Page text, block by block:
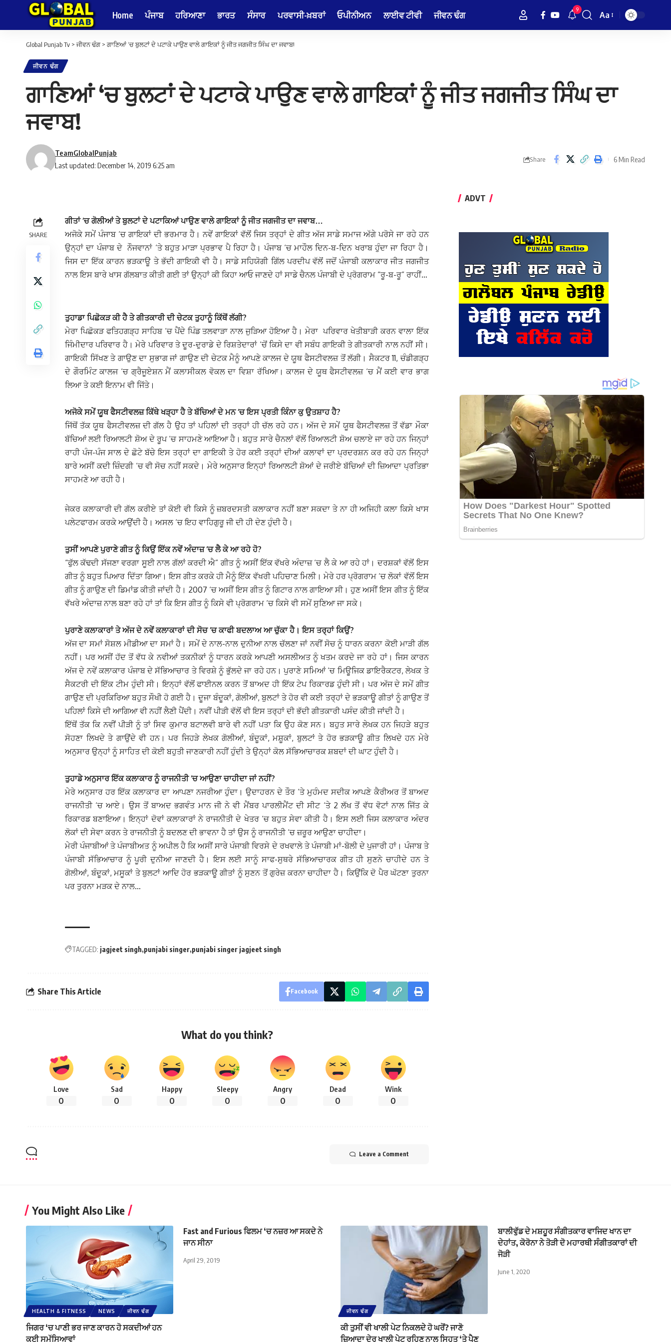
Home ਪੰਜਾਬ ਹਰਿਆਣਾ ਭਾਰਤ ਸੰਸਾਰ ਪਰਵਾਸੀ-ਖ਼ਬਰਾਂ ਓਪੀਨੀਅਨ ਲਾਈਵ ਟੀਵੀ ਜੀਵਨ ਢੰਗ 9
Font
Aa
Global Punjab Tv > ਜੀਵਨ ਢੰਗ> ਗਾਣਿਆਂ ‘ਚ ਬੁਲਟਾਂ ਦੇ ਪਟਾਕੇ ਪਾਉਣ ਵਾਲੇ ਗਾਇਕਾਂ ਨੂੰ ਜੀਤ ਜਗਜੀਤ ਸਿੰਘ ਦਾ ਜਵਾਬ!
ਜੀਵਨ ਢੰਗ
ਗਾਣਿਆਂ ‘ਚ ਬੁਲਟਾਂ ਦੇ ਪਟਾਕੇ ਪਾਉਣ ਵਾਲੇ ਗਾਇਕਾਂ ਨੂੰ ਜੀਤ ਜਗਜੀਤ ਸਿੰਘ ਦਾ
ਜਵਾਬ!
Last updated: December 14, 2019 6:25 am
TeamGlobalPunjab
Share 6 Min Read
SHARE
ਗੀਤਾਂ ‘ਚ ਗੋਲੀਆਂ ਤੇ ਬੁਲਟਾਂ ਦੇ ਪਟਾਕਿਆਂ ਪਾਉਣ ਵਾਲੇ ਗਾਇਕਾਂ ਨੂੰ ਜੀਤ ਜਗਜੀਤ ਦਾ ਜਵਾਬ…
ਅਜੋਕੇ ਸਮੇਂ ਪੰਜਾਬ ‘ਚ ਗਾਇਕਾਂ ਦੀ ਭਰਮਾਰ ਹੈ। ਨਵੇਂ ਗਾਇਕਾਂ ਵੱਲੋਂ ਜਿਸ ਤਰ੍ਹਾਂ ਦੇ ਗੀਤ ਅੱਜ ਸਾਡੇ ਸਮਾਜ ਅੱਗੇ ਪਰੋਸੇ ਜਾ ਰਹੇ ਹਨ
ਉਨ੍ਹਾਂ ਦਾ ਪੰਜਾਬ ਦੇਨੌਜਵਾਨਾਂ ‘ਤੇ ਬਹੁਤ ਮਾੜਾ ਪ੍ਰਭਾਵ ਪੈ ਰਿਹਾ ਹੈ। ਪੰਜਾਬ ‘ਚ ਮਾਹੌਲ ਦਿਨ-ਬ-ਦਿਨ ਖਰਾਬ ਹੁੰਦਾ ਜਾ ਰਿਹਾ ਹੈ।
ਜਿਸ ਦਾ ਇੱਕ ਕਾਰਨ ਭੜਕਾਊ ਤੇ ਭੱਦੀ ਗਾਇਕੀ ਵੀ ਹੈ। ਸਾਡੇ ਸਹਿਯੋਗੀ ਗਿੱਲ ਪਰਦੀਪ ਵੱਲੋਂ ਜਦੋਂ ਪੰਜਾਬੀ ਕਲਾਕਾਰ ਜੀਤ ਜਗਜੀਤ
ਨਾਲ ਇਸ ਬਾਰੇ ਖਾਸ ਗੱਲਬਾਤ ਕੀਤੀ ਗਈ ਤਾਂ ਉਨ੍ਹਾਂ ਕੀ ਕਿਹਾ ਆਓ ਜਾਣਦੇ ਹਾਂ ਸਾਡੇ ਚੈਨਲ ਪੰਜਾਬੀ ਦੇ ਪ੍ਰੋਗਰਾਮ “ਰੂ-ਬ-ਰੂ” ਰਾਹੀਂ…
ਤੁਹਾਡਾ ਪਿਛੋਕੜ ਕੀ ਹੈ ਤੇ ਗੀਤਕਾਰੀ ਦੀ ਚੇਟਕ ਤੁਹਾਨੂੰ ਕਿੱਥੋਂ ਲੱਗੀ?
ਮੇਰਾ ਪਿਛੋਕੜ ਫਤਿਹਗੜ੍ਹ ਸਾਹਿਬ ‘ਚ ਪੈਂਦੇ ਪਿੰਡ ਤਲਵਾੜਾ ਨਾਲ ਜੁੜਿਆ ਹੋਇਆ ਹੈ। ਮੇਰਾ ਪਰਿਵਾਰ ਖੇਤੀਬਾੜੀ ਕਰਨ ਵਾਲਾ ਇੱਕ
ਜਿੰਮੀਦਾਰ ਪਰਿਵਾਰ ਹੈ। ਮੇਰੇ ਪਰਿਵਾਰ ਤੇ ਦੂਰ-ਦੁਰਾਡੇ ਦੇ ਰਿਸ਼ਤੇਦਾਰਾਂ ‘ਚੋਂ ਕਿਸੇ ਦਾ ਵੀ ਸਬੰਧ ਗਾਇਕੀ ਤੇ ਗੀਤਕਾਰੀ ਨਾਲ ਨਹੀਂ ਸੀ।
ਗਾਇਕੀ ਸਿੱਖਣ ਤੇ ਗਾਉਣ ਦਾ ਸੁਭਾਗ ਜਾਂ ਗਾਉਣ ਦੀ ਚੇਟਕ ਮੈਨੂੰ ਆਪਣੇ ਕਾਲਜ ਦੇ ਯੂਥ ਫੈਸਟੀਵਲਜ਼ ਤੋਂ ਲੱਗੀ। ਸੈਕਟਰ 11, ਚੰਡੀਗੜ੍ਹ
ਦੇ ਗੌਰਮਿੰਟ ਕਾਲਜ ‘ਚ ਗ੍ਰੈਜੂਏਸ਼ਨ ਮੈਂ ਕਲਾਸੀਕਲ ਵੋਕਲ ਦਾ ਵਿਸ਼ਾ ਰੱਖਿਆ। ਕਾਲਜ ਦੇ ਯੂਥ ਫੈਸਟੀਵਲਜ਼ ‘ਚ ਮੈਂ ਕਈ ਵਾਰ ਭਾਗ
ਲਿਆ ਤੇ ਕਈ ਇਨਾਮ ਵੀ ਜਿੱਤੇ।
ਅਜੋਕੇ ਸਮੇਂ ਯੂਥ ਫੈਸਟੀਵਲਜ਼ ਕਿੱਥੇ ਖੜ੍ਹਾ ਹੈ ਤੇ ਬੱਚਿਆਂ ਦੇ ਮਨ ‘ਚ ਇਸ ਪ੍ਰਤੀ ਕਿੰਨਾ ਕੁ ਉਤਸ਼ਾਹ ਹੈ?
ਜਿੱਥੋਂ ਤੱਕ ਯੂਥ ਫੈਸਟੀਵਲਜ਼ ਦੀ ਗੱਲ ਹੈ ਉਹ ਤਾਂ ਪਹਿਲਾਂ ਦੀ ਤਰ੍ਹਾਂ ਹੀ ਚੱਲ ਰਹੇ ਹਨ। ਅੱਜ ਦੇ ਸਮੇਂ ਯੂਥ ਫੈਸਟੀਵਲਜ਼ ਤੋਂ ਵੱਡਾ ਮੌਕਾ
ਬੱਚਿਆਂ ਲਈ ਰਿਆਲਟੀ ਸ਼ੋਅ ਦੇ ਰੂਪ ‘ਚ ਸਾਹਮਣੇ ਆਇਆ ਹੈ। ਬਹੁਤ ਸਾਰੇ ਚੈਨਲਾਂ ਵੱਲੋਂ ਰਿਆਲਟੀ ਸ਼ੋਅ ਚਲਾਏ ਜਾ ਰਹੇ ਹਨ ਜਿਨ੍ਹਾਂ
ਰਾਹੀ ਪੰਜ-ਪੰਜ ਸਾਲ ਦੇ ਛੋਟੇ ਬੱਚੇ ਇਸ ਤਰ੍ਹਾਂ ਦਾ ਗਾਇਕੀ ਤੇ ਹੋਰ ਕਈ ਤਰ੍ਹਾਂ ਦੀਆਂ ਕਲਾਵਾਂ ਦਾ ਪ੍ਰਦਰਸ਼ਨ ਕਰ ਰਹੇ ਹਨ ਜਿਨ੍ਹਾਂ
ਬਾਰੇ ਅਸੀਂ ਕਦੀ ਜ਼ਿੰਦਗੀ ‘ਚ ਵੀ ਸੋਚ ਨਹੀਂ ਸਕਦੇ। ਮੇਰੇ ਅਨੁਸਾਰ ਇਨ੍ਹਾਂ ਰਿਆਲਟੀ ਸ਼ੋਆਂ ਦੇ ਜਰੀਏ ਬੱਚਿਆਂ ਦੀ ਜ਼ਿਆਦਾ ਪ੍ਰਤਿਭਾ
ਸਾਹਮਣੇ ਆ ਰਹੀ ਹੈ।
ਜੇਕਰ ਕਲਾਕਾਰੀ ਦੀ ਗੱਲ ਕਰੀਏ ਤਾਂ ਕੋਈ ਵੀ ਕਿਸੇ ਨੂੰ ਜ਼ਬਰਦਸਤੀ ਕਲਾਕਾਰ ਨਹੀਂ ਬਣਾ ਸਕਦਾ ਤੇ ਨਾ ਹੀ ਅਜਿਹੀ ਕਲਾ ਕਿਸੇ ਖਾਸ
ਪਲੇਟਫਾਰਮ ਕਰਕੇ ਆਉਂਦੀ ਹੈ। ਅਸਲ ‘ਚ ਇਹ ਵਾਹਿਗੁਰੂ ਜੀ ਦੀ ਹੀ ਦੇਣ ਹੁੰਦੀ ਹੈ।
ਤੁਸੀਂ ਆਪਣੇ ਪੁਰਾਣੇ ਗੀਤ ਨੂੰ ਕਿਉਂ ਇੱਕ ਨਵੇਂ ਅੰਦਾਜ਼ ‘ਚ ਲੈ ਕੇ ਆ ਰਹੇ ਹੋ?
“ਫੁੱਲ ਕੱਢਦੀ ਸੱਜਣਾ ਵਰਗਾ ਸੂਈ ਨਾਲ ਗੱਲਾਂ ਕਰਦੀ ਐ” ਗੀਤ ਨੂੰ ਅਸੀਂ ਇੱਕ ਵੱਖਰੇ ਅੰਦਾਜ਼ ‘ਚ ਲੈ ਕੇ ਆ ਰਹੇ ਹਾਂ। ਦਰਸ਼ਕਾਂ ਵੱਲੋਂ ਇਸ
ਗੀਤ ਨੂੰ ਬਹੁਤ ਪਿਆਰ ਦਿੱਤਾ ਗਿਆ। ਇਸ ਗੀਤ ਕਰਕੇ ਹੀ ਮੈਨੂੰ ਇੱਕ ਵੱਖਰੀ ਪਹਿਚਾਣ ਮਿਲੀ। ਮੇਰੇ ਹਰ ਪ੍ਰੋਗਰਾਮ ‘ਚ ਲੋਕਾਂ ਵੱਲੋਂ ਇਸ
ਗੀਤ ਨੂੰ ਗਾਉਣ ਦੀ ਡਿਮਾਂਡ ਕੀਤੀ ਜਾਂਦੀ ਹੈ। 2007 ‘ਚ ਅਸੀਂ ਇਸ ਗੀਤ ਨੂੰ ਗਿਟਾਰ ਨਾਲ ਗਾਇਆ ਸੀ। ਹੁਣ ਅਸੀਂ ਇਸ ਗੀਤ ਨੂੰ ਇੱਕ
ਵੱਖਰੇ ਅੰਦਾਜ਼ ਨਾਲ ਬਣਾ ਰਹੇ ਹਾਂ ਤਾਂ ਕਿ ਇਸ ਗੀਤ ਨੂੰ ਕਿਸੇ ਵੀ ਪ੍ਰੋਗਰਾਮ ‘ਚ ਕਿਸੇ ਵੀ ਸਮੇਂ ਸੁਣਿਆ ਜਾ ਸਕੇ।
ਪੁਰਾਣੇ ਕਲਾਕਾਰਾਂ ਤੇ ਅੱਜ ਦੇ ਨਵੇਂ ਕਲਾਕਾਰਾਂ ਦੀ ਸੋਚ ‘ਚ ਕਾਫੀ ਬਦਲਾਅ ਆ ਚੁੱਕਾ ਹੈ। ਇਸ ਤਰ੍ਹਾਂ ਕਿਉਂ?
ਅੱਜ ਦਾ ਸਮਾਂ ਸੋਸ਼ਲ ਮੀਡੀਆ ਦਾ ਸਮਾਂ ਹੈ। ਸਮੇਂ ਦੇ ਨਾਲ-ਨਾਲ ਦੁਨੀਆ ਨਾਲ ਚੱਲਣਾ ਜਾਂ ਨਵੀਂ ਸੋਚ ਨੂੰ ਧਾਰਨ ਕਰਨਾ ਕੋਈ ਮਾੜੀ ਗੱਲ
ਨਹੀਂ। ਪਰ ਅਸੀਂ ਹੱਦ ਤੋਂ ਵੱਧ ਕੇ ਨਵੀਆਂ ਤਕਨੀਕਾਂ ਨੂੰ ਧਾਰਨ ਕਰਕੇ ਆਪਣੀ ਅਸਲੀਅਤ ਨੂੰ ਖਤਮ ਕਰਦੇ ਜਾ ਰਹੇ ਹਾਂ। ਜਿਸ ਕਾਰਨ
ਅੱਜ ਦੇ ਨਵੇਂ ਕਲਾਕਾਰ ਪੰਜਾਬ ਦੇ ਸੱਭਿਆਚਾਰ ਤੇ ਵਿਰਸ਼ੇ ਨੂੰ ਭੁੱਲਦੇ ਜਾ ਰਹੇ ਹਨ। ਪੁਰਾਣੇ ਸਮਿਆਂ ‘ਚ ਮਿਊਜਿਕ ਡਾਇਰੈਕਟਰ, ਲੇਖਕ ਤੇ
ਸੈਕਟਰੀ ਦੀ ਇੱਕ ਟੀਮ ਹੁੰਦੀ ਸੀ। ਇਨ੍ਹਾਂ ਵੱਲੋਂ ਫਾਈਨਲ ਕਰਨ ਤੋਂ ਬਾਅਦ ਹੀ ਇੱਕ ਟੇਪ ਰਿਕਾਰਡ ਹੁੰਦੀ ਸੀ। ਪਰ ਅੱਜ ਦੇ ਸਮੇਂ ਗੀਤ
ਗਾਉਣ ਦੀ ਪ੍ਰਕਿਰਿਆ ਬਹੁਤ ਸੌਖੀ ਹੋ ਗਈ ਹੈ। ਦੂਜਾ ਬੰਦੂਕਾਂ, ਗੋਲੀਆਂ, ਬੁਲਟਾਂ ਤੇ ਹੋਰ ਵੀ ਕਈ ਤਰ੍ਹਾਂ ਦੇ ਭੜਕਾਊ ਗੀਤਾਂ ਨੂੰ ਗਾਉਣ ਤੋਂ
ਪਹਿਲਾਂ ਕਿਸੇ ਦੀ ਆਗਿਆ ਵੀ ਨਹੀਂ ਲੈਣੀ ਪੈਂਦੀ। ਨਵੀਂ ਪੀੜੀ ਵੱਲੋਂ ਵੀ ਇਸ ਤਰ੍ਹਾਂ ਦੀ ਭੱਦੀ ਗੀਤਕਾਰੀ ਪਸੰਦ ਕੀਤੀ ਜਾਂਦੀ ਹੈ।
ਇੱਥੋਂ ਤੱਕ ਕਿ ਨਵੀਂ ਪੀੜੀ ਨੂੰ ਤਾਂ ਸਿਵ ਕੁਮਾਰ ਬਟਾਲਵੀ ਬਾਰੇ ਵੀ ਨਹੀਂ ਪਤਾ ਕਿ ਉਹ ਕੋਣ ਸਨ। ਬਹੁਤ ਸਾਰੇ ਲੇਖਕ ਹਨ ਜਿਹੜੇ ਬਹੁਤ
ਸੋਹਣਾ ਲਿਖਦੇ ਤੇ ਗਾਉਂਦੇ ਵੀ ਹਨ। ਪਰ ਜਿਹੜੇ ਲੇਖਕ ਗੋਲੀਆਂ, ਬੰਦੂਕਾਂ, ਮਸ਼ੂਕਾਂ, ਬੁਲਟਾਂ ਤੇ ਹੋਰ ਭੜਕਾਊ ਗੀਤ ਲਿਖਦੇ ਹਨ ਮੇਰੇ
ਅਨੁਸਾਰ ਉਨ੍ਹਾਂ ਨੂੰ ਸਾਹਿਤ ਦੀ ਕੋਈ ਬਹੁਤੀ ਜਾਣਕਾਰੀ ਨਹੀਂ ਹੁੰਦੀ ਤੇ ਉਨ੍ਹਾਂ ਕੋਲ ਸੱਭਿਆਚਾਰਕ ਸ਼ਬਦਾਂ ਦੀ ਘਾਟ ਹੁੰਦੀ ਹੈ।
ਤੁਹਾਡੇ ਅਨੁਸਾਰ ਇੱਕ ਕਲਾਕਾਰ ਨੂੰ ਰਾਜਨੀਤੀ ‘ਚ ਆਉਣਾ ਚਾਹੀਦਾ ਜਾਂ ਨਹੀਂ?
ਮੇਰੇ ਅਨੁਸਾਰ ਹਰ ਇੱਕ ਕਲਾਕਾਰ ਦਾ ਆਪਣਾ ਨਜਰੀਆ ਹੁੰਦਾ। ਉਦਾਹਰਨ ਦੇ ਤੌਰ ‘ਤੇ ਮੁਹੰਮਦ ਸਦੀਕ ਆਪਣੇ ਕੈਰੀਅਰ ਤੋਂ ਬਾਅਦ
ਰਾਜਨੀਤੀ ‘ਚ ਆਏ। ਉਸ ਤੋਂ ਬਾਅਦ ਭਗਵੰਤ ਮਾਨ ਜੀ ਨੇ ਵੀ ਮੈਂਬਰ ਪਾਰਲੀਮੈਂਟ ਦੀ ਸੀਟ ‘ਤੇ 2 ਲੱਖ ਤੋਂ ਵੱਧ ਵੋਟਾਂ ਨਾਲ ਜਿੱਤ ਕੇ
ਰਿਕਾਰਡ ਬਣਾਇਆ। ਇਨ੍ਹਾਂ ਦੋਵਾਂ ਕਲਾਕਾਰਾਂ ਨੇ ਰਾਜਨੀਤੀ ਦੇ ਖੇਤਰ ‘ਚ ਬਹੁਤ ਸੇਵਾ ਕੀਤੀ ਹੈ। ਇਸ ਲਈ ਜਿਸ ਕਲਾਕਾਰ ਅੰਦਰ
ਲੋਕਾਂ ਦੀ ਸੇਵਾ ਕਰਨ ਤੇ ਰਾਜਨੀਤੀ ਨੂੰ ਬਦਲਣ ਦੀ ਭਾਵਨਾ ਹੈ ਤਾਂ ਉਸ ਨੂੰ ਰਾਜਨੀਤੀ ‘ਚ ਜ਼ਰੂਰ ਆਉਣਾ ਚਾਹੀਦਾ।
ਮੇਰੀ ਪੰਜਾਬੀਆਂ ਤੇ ਪੰਜਾਬੀਅਤ ਨੂੰ ਅਪੀਲ ਹੈ ਕਿ ਅਸੀਂ ਸਾਰੇ ਪੰਜਾਬੀ ਵਿਰਸੇ ਦੇ ਰਖਵਾਲੇ ਤੇ ਪੰਜਾਬੀ ਮਾਂ-ਬੋਲੀ ਦੇ ਪੁਜਾਰੀ ਹਾਂ। ਪੰਜਾਬ ਤੇ
ਪੰਜਾਬੀ ਸੱਭਿਆਚਾਰ ਨੂੰ ਪੂਰੀ ਦੁਨੀਆ ਜਾਣਦੀ ਹੈ। ਇਸ ਲਈ ਸਾਨੂੰ ਸਾਫ-ਸੁਥਰੇ ਸੱਭਿਆਚਾਰਕ ਗੀਤ ਹੀ ਸੁਣਨੇ ਚਾਹੀਦੇ ਹਨ ਤੇ
ਗੋਲੀਆਂ, ਬੰਦੂਕਾਂ, ਮਸੂਕਾਂ ਤੇ ਬੁਲਟਾਂ ਆਦਿ ਹੋਰ ਭੜਕਾਊ ਗੀਤਾਂ ਨੂੰ ਸੁਣਨ ਤੋਂ ਗੁਰੇਜ਼ ਕਰਨਾ ਚਾਹੀਦਾ ਹੈ। ਕਿਉਂਕਿ ਦੋ ਪੈਰ ਘੱਟਣਾ ਤੁਰਨਾ
ਪਰ ਤੁਰਨਾ ਮੜਕ ਦੇ ਨਾਲ…
TAGGED: jagjeet singh punjabi singer punjabi singer jagjeet singh
Share This Article Facebook
What do you think?
Love
0
Sad
0
Happy
0
Sleepy
0
Angry
0
Dead
0
Wink
0
Leave a Comment
ADVT
You Might Also Like
HEALTH & FITNESS NEWS ਜੀਵਨ ਢੰਗ
ਜਿਗਰ ‘ਚ ਪਾਣੀ ਭਰ ਜਾਣ ਕਾਰਨ ਹੋ ਸਕਦੀਆਂ ਹਨ
ਕਈ ਸਮੱਸਿਆਵਾਂ
Fast and Furious ਫਿਲਮ ‘ਚ ਨਜ਼ਰ ਆ ਸਕਦੇ ਨੇ
ਜਾਨ ਸੀਨਾ
April 29, 2019
ਜੀਵਨ ਢੰਗ
ਕੀ ਤੁਸੀਂ ਵੀ ਖਾਲੀ ਪੇਟ ਨਿਕਲਦੇ ਹੋ ਘਰੋਂ? ਜਾਣੋ
ਜ਼ਿਆਦਾ ਦੇਰ ਖਾਲੀ ਪੇਟ ਰਹਿਣ ਨਾਲ ਸਿਹਤ ‘ਤੇ ਪੈਣ
ਬਾਲੀਵੁੱਡ ਦੇ ਮਸ਼ਹੂਰ ਸੰਗੀਤਕਾਰ ਵਾਜਿਦ ਖਾਨ ਦਾ
ਦੇਹਾਂਤ, ਕੋਰੋਨਾ ਨੇ ਤੋੜੀ ਦੋ ਮਹਾਰਥੀ ਸੰਗੀਤਕਾਰਾਂ ਦੀ
ਜੋੜੀ
June 1, 2020